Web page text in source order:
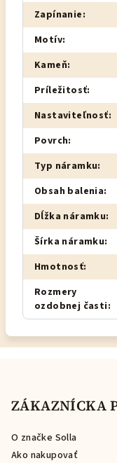
Zapínanie:
Motív:
Kameň:
Príležitosť:
Nastaviteľnosť:
Povrch:
Typ náramku:
Obsah balenia:
Dĺžka náramku:
Šírka náramku:
Hmotnosť:
Rozmery
ozdobnej časti:
ZÁKAZNÍCKA
O značke Solla
Ako nakupovať